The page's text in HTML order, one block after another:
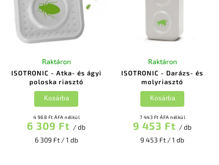
ABC szerint
ISOTRONIC - Atka- és ágyi
poloska riasztó
Raktáron
4 968 Ft ÁFA nélkül
6 309 Ft / db
6 309 Ft / 1 db
Kosárba
ISOTRONIC - Darázs- és
molyriasztó
Raktáron
7 443 Ft ÁFA nélkül
9 453 Ft / db
9 453 Ft / 1 db
Kosárba